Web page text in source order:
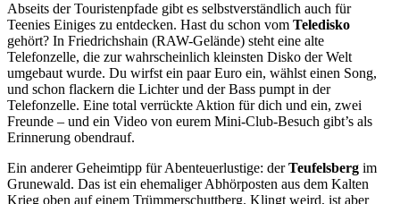
Abseits der Touristenpfade gibt es selbstverständlich auch für
Teenies Einiges zu entdecken. Hast du schon vom Teledisko
gehört? In Friedrichshain (RAW-Gelände) steht eine alte
Telefonzelle, die zur wahrscheinlich kleinsten Disko der Welt
umgebaut wurde. Du wirfst ein paar Euro ein, wählst einen Song,
und schon flackern die Lichter und der Bass pumpt in der
Telefonzelle. Eine total verrückte Aktion für dich und ein, zwei
Freunde – und ein Video von eurem Mini-Club-Besuch gibt’s als
Erinnerung obendrauf.
Ein anderer Geheimtipp für Abenteuerlustige: derTeufelsberg im
Grunewald. Das ist ein ehemaliger Abhörposten aus dem Kalten
Krieg oben auf einem Trümmerschuttberg. Klingt weird, ist aber